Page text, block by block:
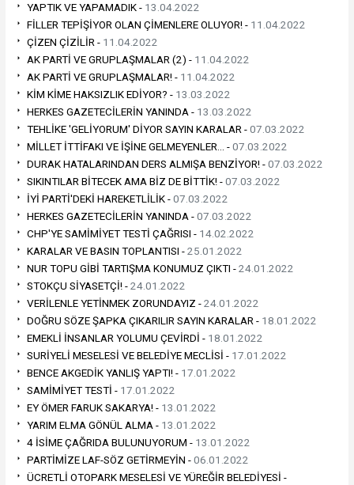
YAPTIK VE YAPAMADIK - 13.04.2022
FİLLER TEPİŞİYOR OLAN ÇİMENLERE OLUYOR! - 11.04.2022
ÇİZEN ÇİZİLİR - 11.04.2022
AK PARTİ VE GRUPLAŞMALAR (2) - 11.04.2022
AK PARTİ VE GRUPLAŞMALAR! - 11.04.2022
KİM KİME HAKSIZLIK EDİYOR? - 13.03.2022
HERKES GAZETECİLERİN YANINDA - 13.03.2022
TEHLİKE 'GELİYORUM' DİYOR SAYIN KARALAR -07.03.2022
MİLLET İTTİFAKI VE İŞİNE GELMEYENLER… -07.03.2022
DURAK HATALARINDAN DERS ALMIŞA BENZİYOR! -07.03.2022
SIKINTILAR BİTECEK AMA BİZ DE BİTTİK! -07.03.2022
İYİ PARTİ'DEKİ HAREKETLİLİK -07.03.2022
HERKES GAZETECİLERİN YANINDA -07.03.2022
CHP'YE SAMİMİYET TESTİ ÇAĞRISI - 14.02.2022
KARALAR VE BASIN TOPLANTISI -25.01.2022
NUR TOPU GİBİ TARTIŞMA KONUMUZ ÇIKTI -24.01.2022
STOKÇU SİYASETÇİ! -24.01.2022
VERİLENLE YETİNMEK ZORUNDAYIZ -24.01.2022
DOĞRU SÖZE ŞAPKA ÇIKARILIR SAYIN KARALAR - 18.01.2022
EMEKLİ İNSANLAR YOLUMU ÇEVİRDİ - 18.01.2022
SURİYELİ MESELESİ VE BELEDİYE MECLİSİ - 17.01.2022
BENCE AKGEDİK YANLIŞ YAPTI! - 17.01.2022
SAMİMİYET TESTİ - 17.01.2022
EY ÖMER FARUK SAKARYA! - 13.01.2022
YARIM ELMA GÖNÜL ALMA - 13.01.2022
4 İSİME ÇAĞRIDA BULUNUYORUM - 13.01.2022
PARTİMİZE LAF-SÖZ GETİRMEYİN -06.01.2022
ÜCRETLİ OTOPARK MESELESİ VE YÜREĞİR BELEDİYESİ -